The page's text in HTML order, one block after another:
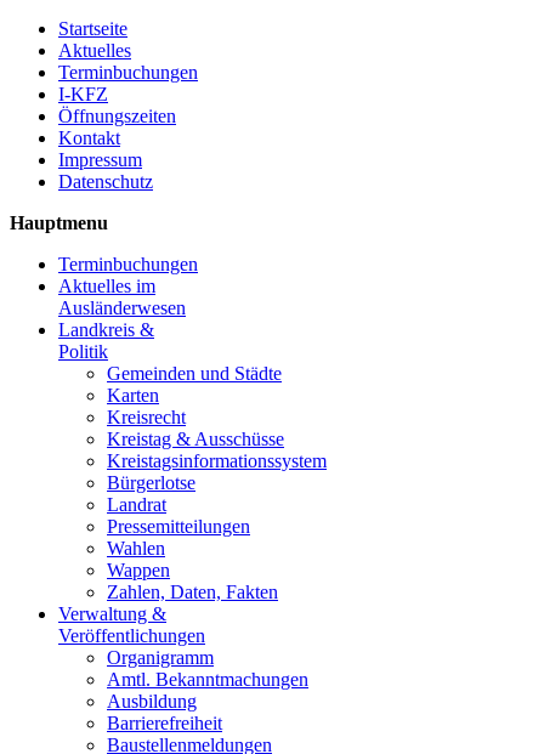
Startseite
Aktuelles
Terminbuchungen
I-KFZ
Öffnungszeiten
Kontakt
Impressum
Datenschutz
Hauptmenu
Terminbuchungen
Aktuelles im
Ausländerwesen
Landkreis &
Politik
Gemeinden und Städte
Karten
Kreisrecht
Kreistag & Ausschüsse
Kreistagsinformationssystem
Bürgerlotse
Landrat
Pressemitteilungen
Wahlen
Wappen
Zahlen, Daten, Fakten
Verwaltung &
Veröffentlichungen
Organigramm
Amtl. Bekanntmachungen
Ausbildung
Barrierefreiheit
Baustellenmeldungen